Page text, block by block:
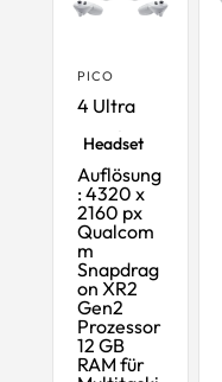
PICO
4 Ultra
Headset
Auflösung
: 4320 x
2160 px
Qualcom
m
Snapdrag
on XR2
Gen2
Prozessor
12 GB
RAM für